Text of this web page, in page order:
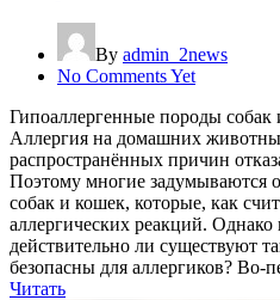
By admin_2news
No Comments Yet
Гипоаллергенные породы
Аллергия на домашних
распространённых причин
Поэтому многие задумываются
собак и кошек, которые, как
аллергических реакций. Однако
действительно ли существуют
безопасны для аллергиков? Во-
Читать